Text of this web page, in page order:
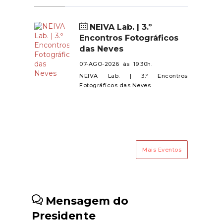
as autarquias de Vila de Punhe,
com a presença de todos neste
encontro especial!
NEIVA Lab. | 3.º
Encontros Fotográficos
das Neves
07-AGO-2026 às 19:30h.
NEIVA Lab. | 3.º Encontros
Fotográficos das Neves
Mais Eventos
Mensagem do
Presidente